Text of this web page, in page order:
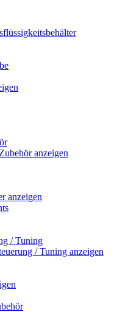
anzeigen
anzeigen
/ Tuning
/ Tuning anzeigen